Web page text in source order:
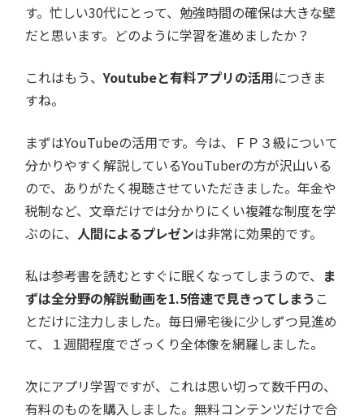
す。忙しい30代にとって、勉強時間の確保は大きな壁
だと思います。どのように学習を進めましたか？
これはもう、Youtubeと有料アプリの活用につきま
すね。
まずはYouTubeの活用です。今は、ＦＰ３級について
分かりやすく解説しているYouTuberの方が沢山いる
ので、ありがたく視聴させていただきました。年金や
税制など、文章だけでは分かりにくい複雑な制度を学
ぶのに、 人間によるプレゼンは非常に効果的です。
私は参考書を読むとすぐに眠くなってしまうので、 ま
ずは全分野の解説動画を1.5倍速で見きってしまう こ
とだけに注力しました。毎日帰宅後に少しずつ見進め
て、１週間程度でざっくり全体像を網羅しました。
次にアプリ学習ですが、これは思い切って数千円の、
有料のものを購入しました。無料コンテンツだけで合